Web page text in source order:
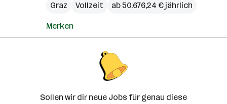
Graz
Vollzeit ab 50.676,24 € jährlich
Merken
Sollen wir dir neue Jobs für genau diese